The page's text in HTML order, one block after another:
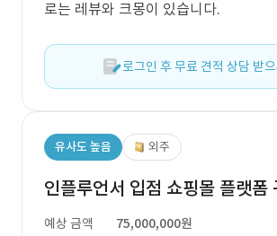
로는 레뷰와 크몽이 있습니다.
로그인 후 무료 견적 상담 받
유사도 높음 외주
인플루언서 입점 쇼핑몰 플랫폼
예상 금액
75,000,000원